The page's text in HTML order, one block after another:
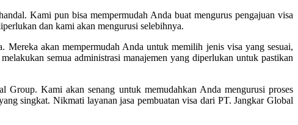
Kami pun bisa mempermudah Anda buat mengurus pengajuan visa
dan kami akan mengurusi selebihnya.
Mereka akan mempermudah Anda untuk memilih jenis visa yang sesuai,
semua administrasi manajemen yang diperlukan untuk pastikan
Kami akan senang untuk memudahkan Anda mengurusi proses
singkat. Nikmati layanan jasa pembuatan visa dari PT. Jangkar Global